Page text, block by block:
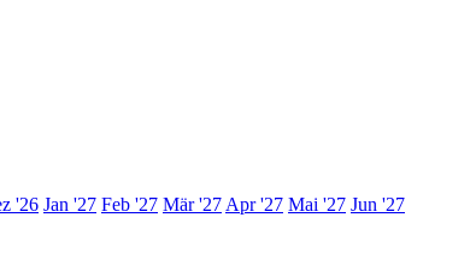
'26 Jan '27 Feb '27 Mär '27 Apr '27 Mai '27 Jun '27